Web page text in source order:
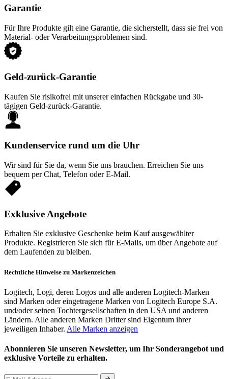
Garantie
Für Ihre Produkte gilt eine Garantie, die sicherstellt, dass sie frei von
Material- oder Verarbeitungsproblemen sind.
Geld-zurück-Garantie
Kaufen Sie risikofrei mit unserer einfachen Rückgabe und 30-
tägigen Geld-zurück-Garantie.
Kundenservice rund um die Uhr
Wir sind für Sie da, wenn Sie uns brauchen. Erreichen Sie uns
bequem per Chat, Telefon oder E-Mail.
Exklusive Angebote
Erhalten Sie exklusive Geschenke beim Kauf ausgewählter
Produkte. Registrieren Sie sich für E-Mails, um über Angebote auf
dem Laufenden zu bleiben.
Rechtliche Hinweise zu Markenzeichen
Logitech, Logi, deren Logos und alle anderen Logitech-Marken
sind Marken oder eingetragene Marken von Logitech Europe S.A.
und/oder seinen Tochtergesellschaften in den USA und anderen
Ländern. Alle anderen Marken Dritter sind Eigentum ihrer
jeweiligen Inhaber. Alle Marken anzeigen
Abonnieren Sie unseren Newsletter, um Ihr Sonderangebot und
exklusive Vorteile zu erhalten.